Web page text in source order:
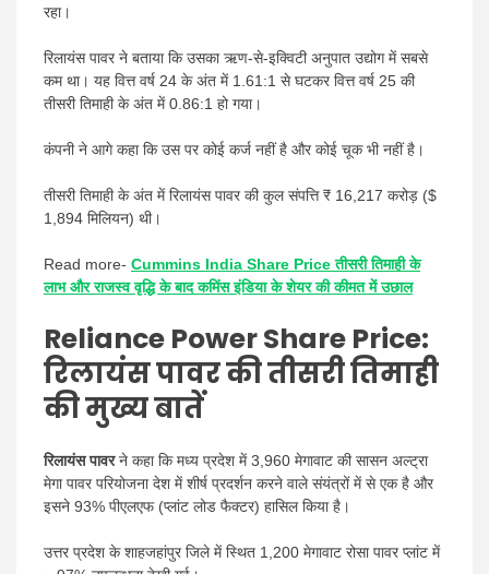
रहा।
रिलायंस पावर ने बताया कि उसका ऋण-से-इक्विटी अनुपात उद्योग में सबसे
कम था। यह वित्त वर्ष 24 के अंत में 1.61:1 से घटकर वित्त वर्ष 25 की
तीसरी तिमाही के अंत में 0.86:1 हो गया।
कंपनी ने आगे कहा कि उस पर कोई कर्ज नहीं है और कोई चूक भी नहीं है।
तीसरी तिमाही के अंत में रिलायंस पावर की कुल संपत्ति ₹ 16,217 करोड़ ($
1,894 मिलियन) थी।
Read more- Cummins India Share Price तीसरी तिमाही के
लाभ और राजस्व वृद्धि के बाद कमिंस इंडिया के शेयर की कीमत में उछाल
Reliance Power Share Price:
रिलायंस पावर की तीसरी तिमाही
की मुख्य बातें
रिलायंस पावरने कहा कि मध्य प्रदेश में 3,960 मेगावाट की सासन अल्ट्रा
मेगा पावर परियोजना देश में शीर्ष प्रदर्शन करने वाले संयंत्रों में से एक है और
इसने 93% पीएलएफ (प्लांट लोड फैक्टर) हासिल किया है।
उत्तर प्रदेश के शाहजहांपुर जिले में स्थित 1,200 मेगावाट रोसा पावर प्लांट में